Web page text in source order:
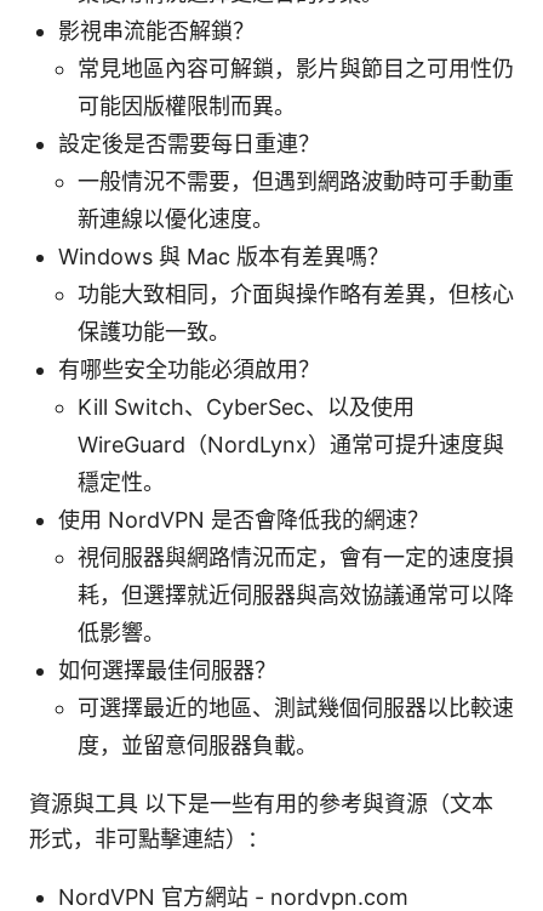
影視串流能否解鎖？
常見地區內容可解鎖，影片與節目之可用性仍
可能因版權限制而異。
設定後是否需要每日重連？
一般情況不需要，但遇到網路波動時可手動重
新連線以優化速度。
Windows 與 Mac 版本有差異嗎？
功能大致相同，介面與操作略有差異，但核心
保護功能一致。
有哪些安全功能必須啟用？
Kill Switch、CyberSec、以及使用
WireGuard（NordLynx）通常可提升速度與
穩定性。
使用 NordVPN 是否會降低我的網速？
視伺服器與網路情況而定，會有一定的速度損
耗，但選擇就近伺服器與高效協議通常可以降
低影響。
如何選擇最佳伺服器？
可選擇最近的地區、測試幾個伺服器以比較速
度，並留意伺服器負載。
資源與工具 以下是一些有用的參考與資源（文本
形式，非可點擊連結）：
NordVPN 官方網站 - nordvpn.com